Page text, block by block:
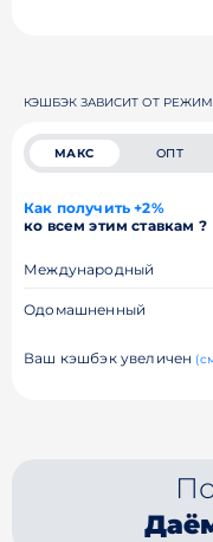
КЭШБЭК ЗАВИСИТ ОТ
МАКС ОПТ
Как получить +2%
ко всем этим ставкам ?
Международный
Одомашненный
Ваш кэшбэк увеличен